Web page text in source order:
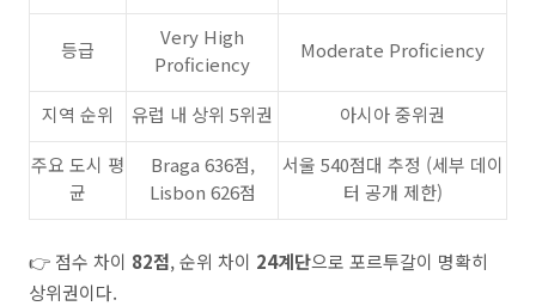
등급
Very High
Proficiency
Moderate Proficiency
지역 순위 유럽 내 상위 5위권
아시아 중위권
주요 도시 평
균
Braga 636점,
Lisbon 626점
서울 540점대 추정 (세부 데이
터 공개 제한)
👉 점수 차이 82점, 순위 차이 24계단으로 포르투갈이 명확히
상위권이다.